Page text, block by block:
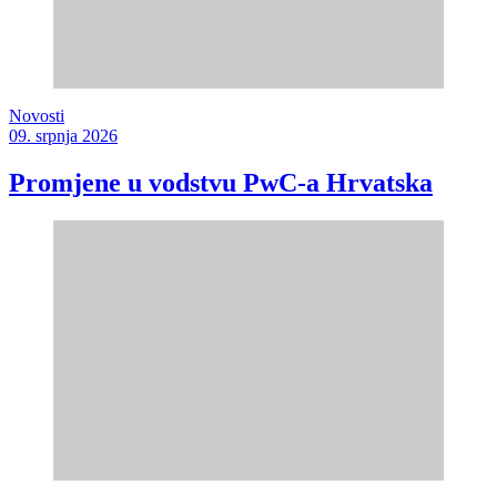
Novosti
09. srpnja 2026
Promjene u vodstvu PwC-a Hrvatska